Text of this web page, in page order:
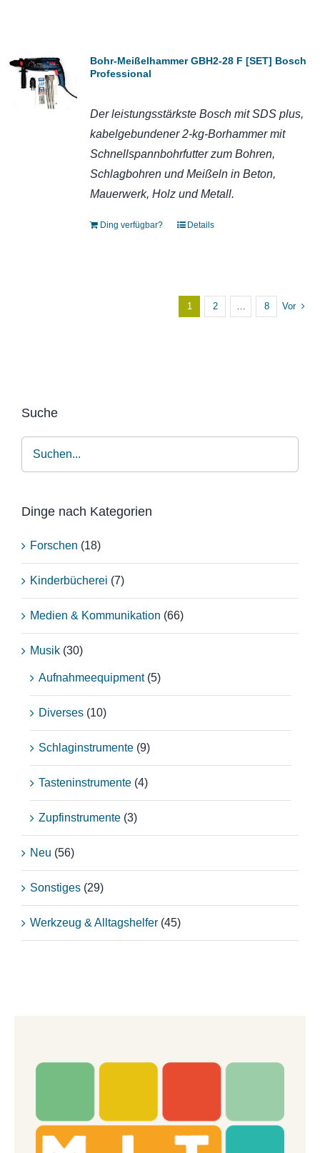
Bohr-Meißelhammer GBH2-28 F [SET] Bosch
Professional
Der leistungsstärkste Bosch mit SDS plus,
kabelgebundener 2-kg-Borhammer mit
Schnellspannbohrfutter zum Bohren,
Schlagbohren und Meißeln in Beton,
Mauerwerk, Holz und Metall.
Ding verfügbar? Details
1 2 … 8 Vor
Suche
Dinge nach Kategorien
Forschen (18)
Kinderbücherei (7)
Medien & Kommunikation (66)
Musik (30)
Aufnahmeequipment (5)
Diverses (10)
Schlaginstrumente (9)
Tasteninstrumente (4)
Zupfinstrumente (3)
Neu (56)
Sonstiges (29)
Werkzeug & Alltagshelfer (45)